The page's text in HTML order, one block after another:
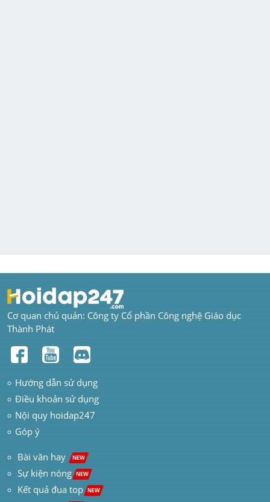
Cơ quan chủ quản: Công ty Cổ phần Công nghệ Giáo dục
Thành Phát
Hướng dẫn sử dụng
Điều khoản sử dụng
Nội quy hoidap247
Góp ý
Bài văn hay NEW
Sự kiện nóng NEW
Kết quả đua top NEW